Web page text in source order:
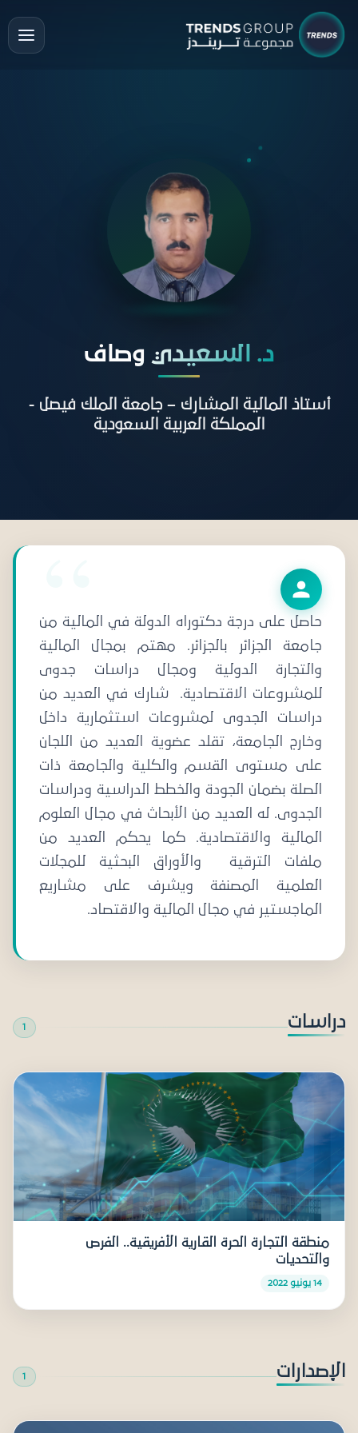
د. السعيدي وصاف
أستاذ المالية المشارك – جامعة الملك فيصل -
المملكة العربية السعودية
حاصل على درجة دكتوراه الدولة في المالية من
جامعة الجزائر بالجزائر. مهتم بمجال المالية
والتجارة الدولية ومجال دراسات جدوى
للمشروعات الاقتصادية. شارك في العديد من
دراسات الجدوى لمشروعات استثمارية داخل
وخارج الجامعة، تقلد عضوية العديد من اللجان
على مستوى القسم والكلية والجامعة ذات
الصلة بضمان الجودة والخطط الدراسية ودراسات
الجدوى. له العديد من الأبحاث في مجال العلوم
المالية والاقتصادية. كما يحكم العديد من
ملفات الترقية والأوراق البحثية للمجلات
العلمية المصنفة ويشرف على مشاريع
الماجستير في مجال المالية والاقتصاد.
دراسات 1
منطقة التجارة الحرة القارية الأفريقية.. الفرص
والتحديات
14 يونيو 2022
الإصدارات 1